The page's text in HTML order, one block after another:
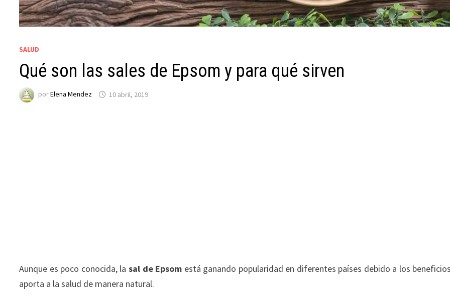
SALUD
Qué son las sales de Epsom y para qué sirven
porElena Mendez 10 abril, 2019
Aunque es poco conocida, la sal de Epsom está ganando popularidad en diferentes países debido a los
aporta a la salud de manera natural.